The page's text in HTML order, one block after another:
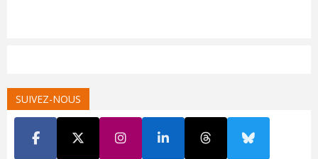
SUIVEZ-NOUS